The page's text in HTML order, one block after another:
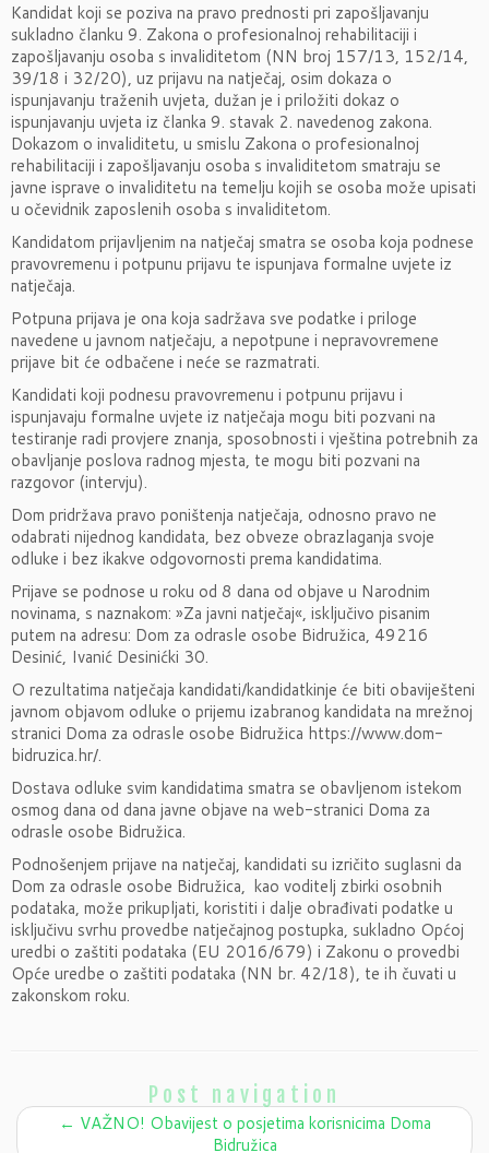
Kandidat koji se poziva na pravo prednosti pri zapošljavanju
sukladno članku 9. Zakona o profesionalnoj rehabilitaciji i
zapošljavanju osoba s invaliditetom (NN broj 157/13, 152/14,
39/18 i 32/20), uz prijavu na natječaj, osim dokaza o
ispunjavanju traženih uvjeta, dužan je i priložiti dokaz o
ispunjavanju uvjeta iz članka 9. stavak 2. navedenog zakona.
Dokazom o invaliditetu, u smislu Zakona o profesionalnoj
rehabilitaciji i zapošljavanju osoba s invaliditetom smatraju se
javne isprave o invaliditetu na temelju kojih se osoba može upisati
u očevidnik zaposlenih osoba s invaliditetom.
Kandidatom prijavljenim na natječaj smatra se osoba koja podnese
pravovremenu i potpunu prijavu te ispunjava formalne uvjete iz
natječaja.
Potpuna prijava je ona koja sadržava sve podatke i priloge
navedene u javnom natječaju, a nepotpune i nepravovremene
prijave bit će odbačene i neće se razmatrati.
Kandidati koji podnesu pravovremenu i potpunu prijavu i
ispunjavaju formalne uvjete iz natječaja mogu biti pozvani na
testiranje radi provjere znanja, sposobnosti i vještina potrebnih za
obavljanje poslova radnog mjesta, te mogu biti pozvani na
razgovor (intervju).
Dom pridržava pravo poništenja natječaja, odnosno pravo ne
odabrati nijednog kandidata, bez obveze obrazlaganja svoje
odluke i bez ikakve odgovornosti prema kandidatima.
Prijave se podnose u roku od 8 dana od objave u Narodnim
novinama, s naznakom: »Za javni natječaj«, isključivo pisanim
putem na adresu: Dom za odrasle osobe Bidružica, 49216
Desinić, Ivanić Desinićki 30.
O rezultatima natječaja kandidati/kandidatkinje će biti obaviješteni
javnom objavom odluke o prijemu izabranog kandidata na mrežnoj
stranici Doma za odrasle osobe Bidružica https://www.dom-
bidruzica.hr/.
Dostava odluke svim kandidatima smatra se obavljenom istekom
osmog dana od dana javne objave na web-stranici Doma za
odrasle osobe Bidružica.
Podnošenjem prijave na natječaj, kandidati su izričito suglasni da
Dom za odrasle osobe Bidružica, kao voditelj zbirki osobnih
podataka, može prikupljati, koristiti i dalje obrađivati podatke u
isključivu svrhu provedbe natječajnog postupka, sukladno Općoj
uredbi o zaštiti podataka (EU 2016/679) i Zakonu o provedbi
Opće uredbe o zaštiti podataka (NN br. 42/18), te ih čuvati u
zakonskom roku.
Post navigation
← VAŽNO! Obavijest o posjetima korisnicima Doma
Bidružica